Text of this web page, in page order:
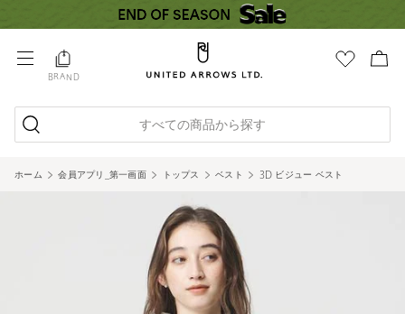
BRAND
すべての商品から探す
ホーム 会員アプリ_第一画面 トップス ベスト 3D ビジュー ベスト